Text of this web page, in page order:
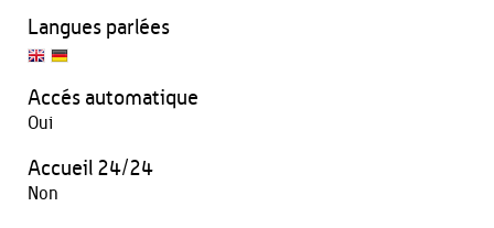
Langues parlées
Accés automatique
Oui
Accueil 24/24
Non